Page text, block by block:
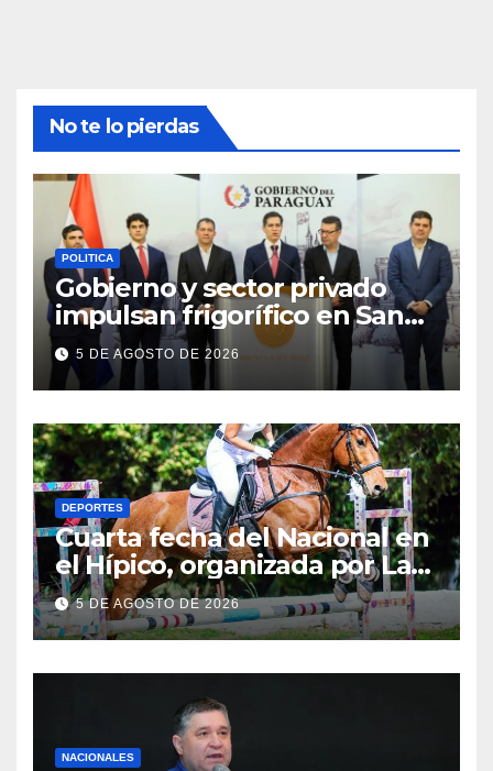
No te lo pierdas
POLITICA
Gobierno y sector privado
impulsan frigorífico en San
Pedro
5 DE AGOSTO DE 2026
DEPORTES
Cuarta fecha del Nacional en
el Hípico, organizada por La
Fortaleza
5 DE AGOSTO DE 2026
NACIONALES